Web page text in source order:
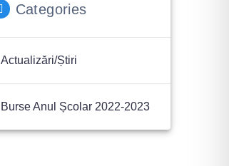
Categories
Actualizări/Știri
Burse Anul Școlar 2022-2023